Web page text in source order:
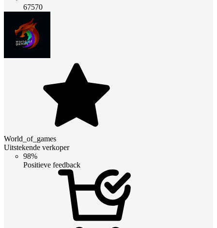
67570
World_of_games
Uitstekende verkoper
98%
Positieve feedback